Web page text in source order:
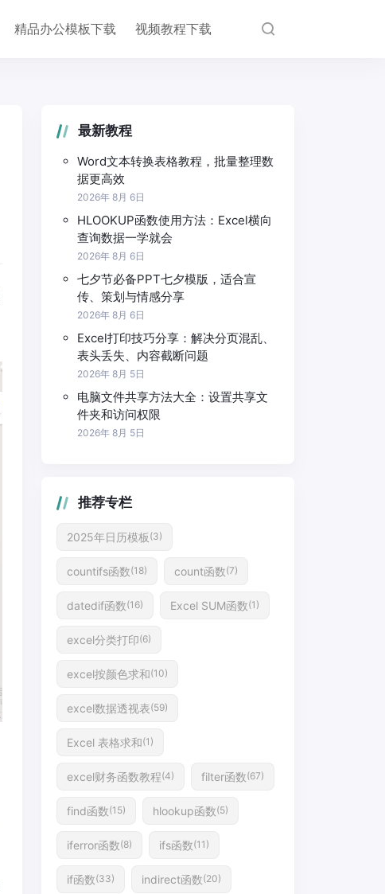
精品办公模板下载 视频教程下载
最新教程
Word文本转换表格教程，批量整理数
据更高效
2026年 8月 6日
HLOOKUP函数使用方法：Excel横向
查询数据一学就会
2026年 8月 6日
七夕节必备PPT七夕模版，适合宣
传、策划与情感分享
2026年 8月 6日
Excel打印技巧分享：解决分页混乱、
表头丢失、内容截断问题
2026年 8月 5日
电脑文件共享方法大全：设置共享文
件夹和访问权限
2026年 8月 5日
推荐专栏
2025年日历模板 (3)
countifs函数(18) count函数(7)
datedif函数(16) Excel SUM函数(1)
excel分类打印(6)
excel按颜色求和(10)
excel数据透视表(59)
Excel 表格求和(1)
excel财务函数教程(4) filter函数(67)
find函数(15) hlookup函数(5)
iferror函数(8) ifs函数(11)
if函数(33) indirect函数(20)